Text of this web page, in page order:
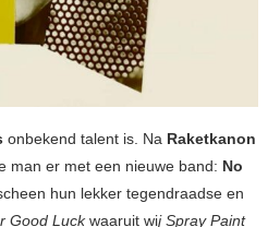
onbekend talent is. Na Raketkanon
man er met een nieuwe band: No
hun lekker tegendraadse en
Good Luckwaaruit wij Spray Paint